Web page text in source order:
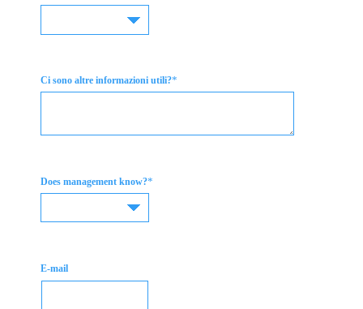
Ci sono altre informazioni utili?*
Does management know?*
E-mail